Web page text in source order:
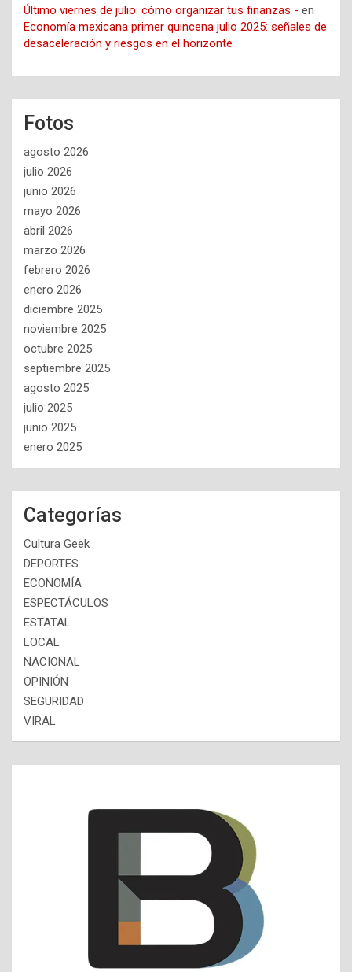
Último viernes de julio: cómo organizar tus finanzas - en
Economía mexicana primer quincena julio 2025: señales de
desaceleración y riesgos en el horizonte
Fotos
agosto 2026
julio 2026
junio 2026
mayo 2026
abril 2026
marzo 2026
febrero 2026
enero 2026
diciembre 2025
noviembre 2025
octubre 2025
septiembre 2025
agosto 2025
julio 2025
junio 2025
enero 2025
Categorías
Cultura Geek
DEPORTES
ECONOMÍA
ESPECTÁCULOS
ESTATAL
LOCAL
NACIONAL
OPINIÓN
SEGURIDAD
VIRAL